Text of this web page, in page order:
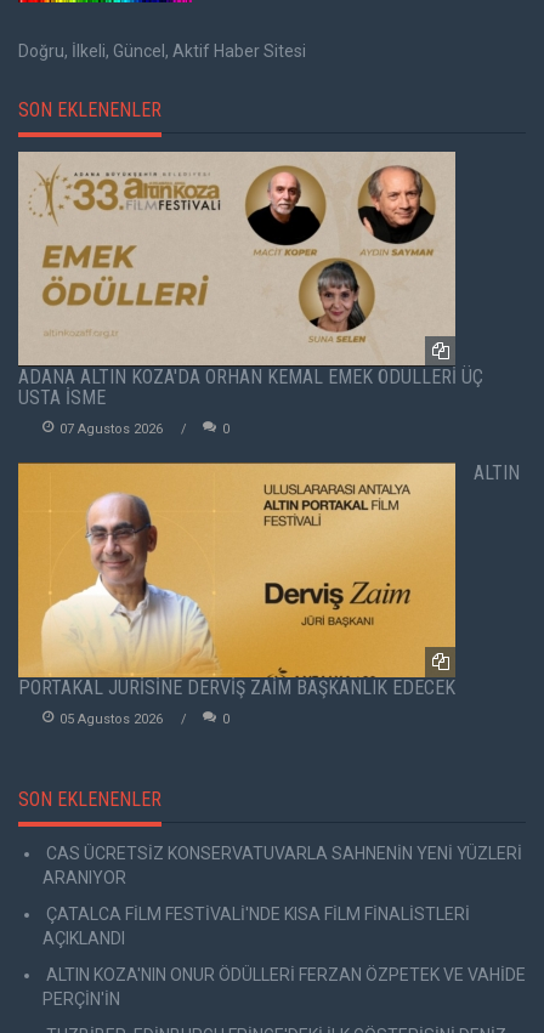
Doğru, İlkeli, Güncel, Aktif Haber Sitesi
SON EKLENENLER
ADANA ALTIN KOZA'DA ORHAN KEMAL EMEK ÖDÜLLERİ ÜÇ
USTA İSME
07 Agustos 2026 0
ALTIN
PORTAKAL JÜRİSİNE DERVİŞ ZAİM BAŞKANLIK EDECEK
05 Agustos 2026 0
SON EKLENENLER
CAS ÜCRETSİZ KONSERVATUVARLA SAHNENİN YENİ YÜZLERİ
ARANIYOR
ÇATALCA FİLM FESTİVALİ'NDE KISA FİLM FİNALİSTLERİ
AÇIKLANDI
ALTIN KOZA'NIN ONUR ÖDÜLLERİ FERZAN ÖZPETEK VE VAHİDE
PERÇİN'İN